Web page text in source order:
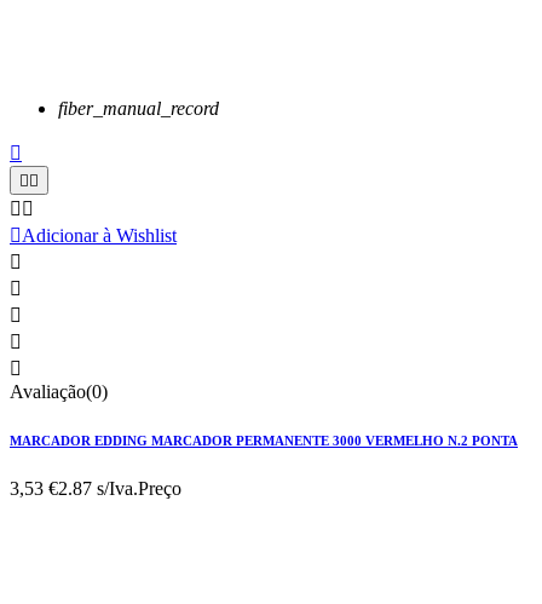
fiber_manual_record

 
 
Adicionar à Wishlist





Avaliação(0)
MARCADOR EDDING MARCADOR PERMANENTE 3000 VERMELHO N.2 PONTA
3,53 €2.87 s/Iva.Preço